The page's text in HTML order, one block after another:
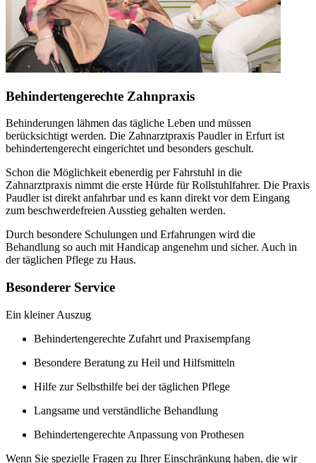
Behindertengerechte Zahnpraxis
Behinderungen lähmen das tägliche Leben und müssen
berücksichtigt werden. Die Zahnarztpraxis Paudler in Erfurt ist
behindertengerecht eingerichtet und besonders geschult.
Schon die Möglichkeit ebenerdig per Fahrstuhl in die
Zahnarztpraxis nimmt die erste Hürde für Rollstuhlfahrer. Die Praxis
Paudler ist direkt anfahrbar und es kann direkt vor dem Eingang
zum beschwerdefreien Ausstieg gehalten werden.
Durch besondere Schulungen und Erfahrungen wird die
Behandlung so auch mit Handicap angenehm und sicher. Auch in
der täglichen Pflege zu Haus.
Besonderer Service
Ein kleiner Auszug
Behindertengerechte Zufahrt und Praxisempfang
Besondere Beratung zu Heil und Hilfsmitteln
Hilfe zur Selbsthilfe bei der täglichen Pflege
Langsame und verständliche Behandlung
Behindertengerechte Anpassung von Prothesen
Wenn Sie spezielle Fragen zu Ihrer Einschränkung haben, die wir